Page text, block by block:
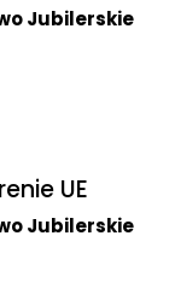
Jubilerskie
UE
Jubilerskie